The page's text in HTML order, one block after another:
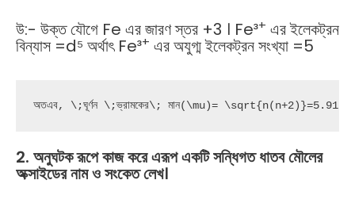
উ:- উক্ত যৌগে Fe এর জারণ স্তর +3 । Fe³+ এর ইলেকট্রন
বিন্যাস =d⁵ অর্থাৎ Fe³+ এর অযুগ্ম ইলেকট্রন সংখ্যা =5
অতএব, \;ঘূর্ণন \;ভ্রামকের\; মান(\mu)=
2. অনুঘটক রূপে কাজ করে এরূপ একটি সন্ধিগত ধাতব মৌলের
অক্সাইডের নাম ও সংকেত লেখ।